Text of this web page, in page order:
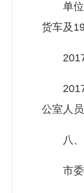
单位现
货车及
2017
2017
公室人
八、
市委党